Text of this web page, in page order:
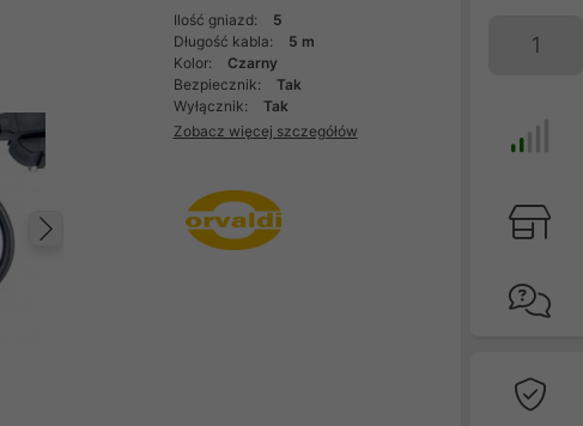
Następny
Ilość gniazd:
5
Długość kabla:
5 m
Kolor:
Czarny
Bezpiecznik:
Tak
Wyłącznik:
Tak
Zobacz więcej szczegółów